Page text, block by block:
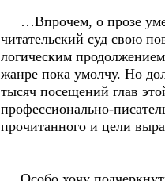
…Впрочем, о прозе
читательский суд свою
логическим
жанре пока умолчу. Но
тысяч посещений глав
профессионально-
прочитанного и цели